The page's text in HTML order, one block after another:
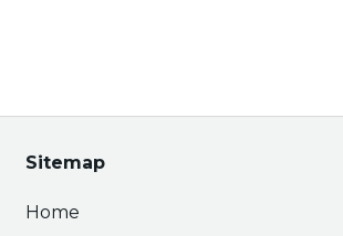
Sitemap
Home